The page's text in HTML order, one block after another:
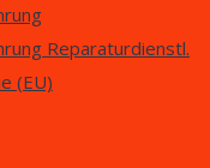
Reparaturdienstl.
(EU)